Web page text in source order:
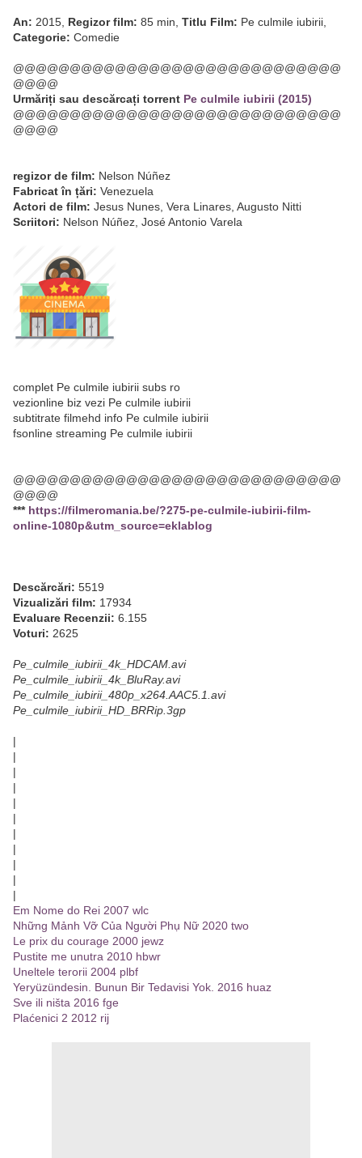
An: 2015, Regizor film: 85 min, Titlu Film: Pe culmile iubirii,
Categorie: Comedie
@@@@@@@@@@@@@@@@@@@@@@@@@@@@@
@@@@
Urmăriți sau descărcați torrent Pe culmile iubirii (2015)
@@@@@@@@@@@@@@@@@@@@@@@@@@@@@
@@@@
regizor de film: Nelson Núñez
Fabricat în țări: Venezuela
Actori de film: Jesus Nunes, Vera Linares, Augusto Nitti
Scriitori: Nelson Núñez, José Antonio Varela
complet Pe culmile iubirii subs ro
vezionline biz vezi Pe culmile iubirii
subtitrate filmehd info Pe culmile iubirii
fsonline streaming Pe culmile iubirii
@@@@@@@@@@@@@@@@@@@@@@@@@@@@@
@@@@
*** https://filmeromania.be/?275-pe-culmile-iubirii-film-
online-1080p&utm_source=eklablog
Descărcări: 5519
Vizualizări film: 17934
Evaluare Recenzii: 6.155
Voturi: 2625
Pe_culmile_iubirii_4k_HDCAM.avi
Pe_culmile_iubirii_4k_BluRay.avi
Pe_culmile_iubirii_480p_x264.AAC5.1.avi
Pe_culmile_iubirii_HD_BRRip.3gp
|
|
|
|
|
|
|
|
|
|
|
Em Nome do Rei 2007 wlc
Những Mảnh Vỡ Của Người Phụ Nữ 2020 two
Le prix du courage 2000 jewz
Pustite me unutra 2010 hbwr
Uneltele terorii 2004 plbf
Yeryüzündesin. Bunun Bir Tedavisi Yok. 2016 huaz
Sve ili ništa 2016 fge
Plaćenici 2 2012 rij